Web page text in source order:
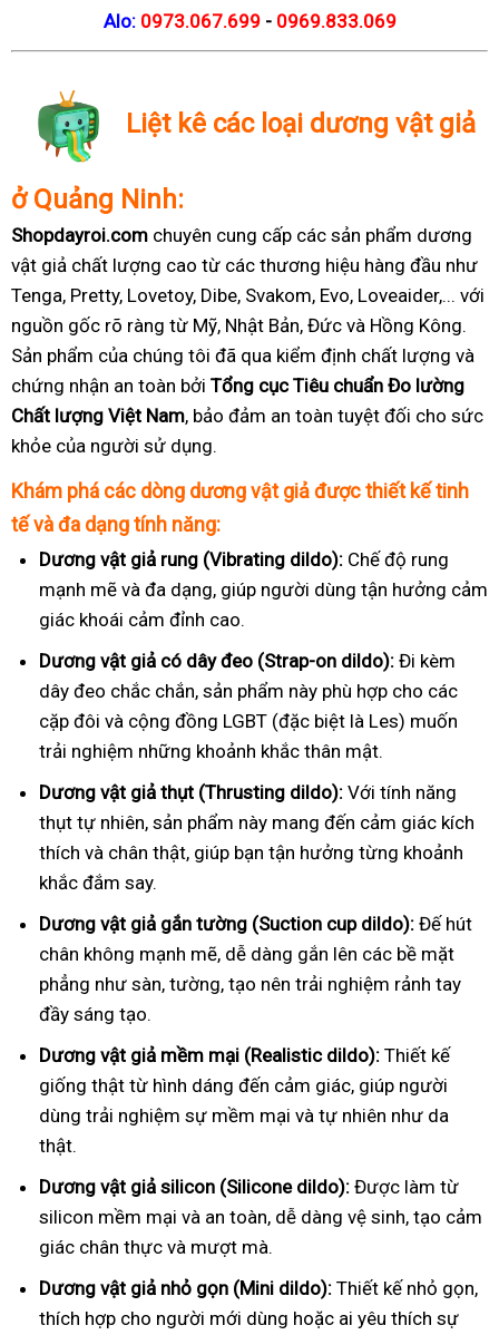
Alo: 0973.067.699 - 0969.833.069
Liệt kê các loại dương vật giả
ở Quảng Ninh:
Shopdayroi.com chuyên cung cấp các sản phẩm dương
vật giả chất lượng cao từ các thương hiệu hàng đầu như
Tenga, Pretty, Lovetoy, Dibe, Svakom, Evo, Loveaider,... với
nguồn gốc rõ ràng từ Mỹ, Nhật Bản, Đức và Hồng Kông.
Sản phẩm của chúng tôi đã qua kiểm định chất lượng và
chứng nhận an toàn bởi Tổng cục Tiêu chuẩn Đo lường
Chất lượng Việt Nam, bảo đảm an toàn tuyệt đối cho sức
khỏe của người sử dụng.
Khám phá các dòng dương vật giả được thiết kế tinh
tế và đa dạng tính năng:
Dương vật giả rung (Vibrating dildo): Chế độ rung
mạnh mẽ và đa dạng, giúp người dùng tận hưởng cảm
giác khoái cảm đỉnh cao.
Dương vật giả có dây đeo (Strap-on dildo): Đi kèm
dây đeo chắc chắn, sản phẩm này phù hợp cho các
cặp đôi và cộng đồng LGBT (đặc biệt là Les) muốn
trải nghiệm những khoảnh khắc thân mật.
Dương vật giả thụt (Thrusting dildo): Với tính năng
thụt tự nhiên, sản phẩm này mang đến cảm giác kích
thích và chân thật, giúp bạn tận hưởng từng khoảnh
khắc đắm say.
Dương vật giả gắn tường (Suction cup dildo): Đế hút
chân không mạnh mẽ, dễ dàng gắn lên các bề mặt
phẳng như sàn, tường, tạo nên trải nghiệm rảnh tay
đầy sáng tạo.
Dương vật giả mềm mại (Realistic dildo): Thiết kế
giống thật từ hình dáng đến cảm giác, giúp người
dùng trải nghiệm sự mềm mại và tự nhiên như da
thật.
Dương vật giả silicon (Silicone dildo): Được làm từ
silicon mềm mại và an toàn, dễ dàng vệ sinh, tạo cảm
giác chân thực và mượt mà.
Dương vật giả nhỏ gọn (Mini dildo): Thiết kế nhỏ gọn,
thích hợp cho người mới dùng hoặc ai yêu thích sự